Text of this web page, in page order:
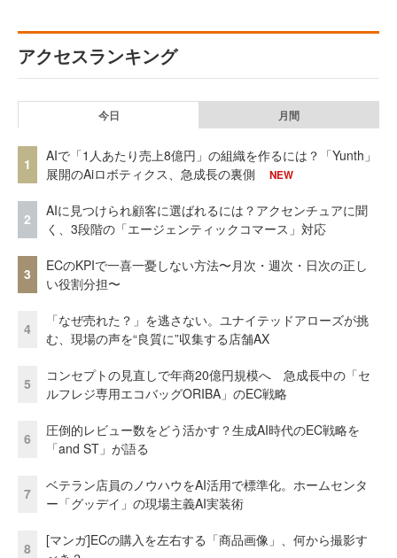
アクセスランキング
今日 月間
1
AIで「1人あたり売上8億円」の組織を作るには？「Yunth」
展開のAiロボティクス、急成長の裏側
NEW
2
AIに見つけられ顧客に選ばれるには？アクセンチュアに聞
く、3段階の「エージェンティックコマース」対応
3
ECのKPIで一喜一憂しない方法〜月次・週次・日次の正し
い役割分担〜
4
「なぜ売れた？」を逃さない。ユナイテッドアローズが挑
む、現場の声を“良質に”収集する店舗AX
5
コンセプトの見直しで年商20億円規模へ 急成長中の「セ
ルフレジ専用エコバッグORIBA」のEC戦略
6
圧倒的レビュー数をどう活かす？生成AI時代のEC戦略を
「and ST」が語る
7
ベテラン店員のノウハウをAI活用で標準化。ホームセンタ
ー「グッデイ」の現場主義AI実装術
8
[マンガ]ECの購入を左右する「商品画像」、何から撮影す